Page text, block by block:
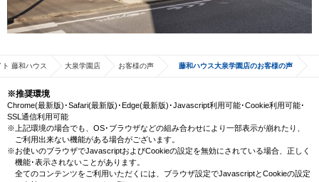
藤和ハウス 大泉学園店 お客様の声 藤和ハウス大泉学園店のお客様の声
※推奨環境
Chrome(最新版)･Safari(最新版)･Edge(最新版)･Javascript利用可能･Cookie利用可能･
SSL通信利用可能
※上記環境の場合でも、OS･ブラウザなどの組み合わせにより一部表示が崩れたり、
ご利用出来ない機能がある場合がございます。
※お使いのブラウザでJavascriptおよびCookieの設定を無効にされている場合、正しく
機能･表示されないことがあります。
全てのコンテンツをご利用いただくには、ブラウザ設定でJavascriptとCookieの設定